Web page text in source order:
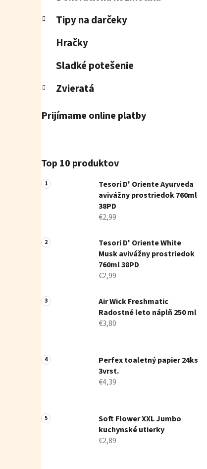
Tipy na darčeky
Hračky
Sladké potešenie
Zvieratá
Prijímame online platby
Top 10 produktov
Tesori D' Oriente Ayurveda
avivážny prostriedok 760ml
38PD
€2,99
Tesori D' Oriente White
Musk avivážny prostriedok
760ml 38PD
€2,99
Air Wick Freshmatic
Radostné leto náplň 250 ml
€3,80
Perfex toaletný papier 24ks
3vrst.
€4,39
Soft Flower XXL Jumbo
kuchynské utierky
€2,89